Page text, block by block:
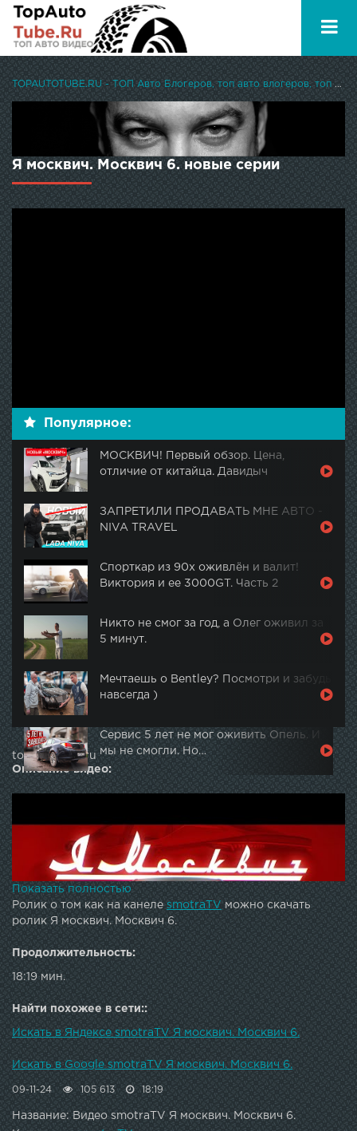
TOPAUTOTUBE.RU - ТОП Авто Блогеров, топ авто влогеров, топ авто ютуберов
Я москвич. Москвич 6. новые серии
Популярное:
МОСКВИЧ! Первый обзор. Цена,
отличие от китайца. Давидыч
ЗАПРЕТИЛИ ПРОДАВАТЬ МНЕ АВТО -
NIVA TRAVEL
Спорткар из 90х оживлён и валит!
Виктория и ее 3000GT. Часть 2
Никто не смог за год, а Олег оживил за
5 минут.
Мечтаешь о Bentley? Посмотри и забудь
навсегда )
Сервис 5 лет не мог оживить Опель. И
мы не смогли. Но…
topautotube.ru
Описание видео:
Показать полностью
Ролик о том как на канеле smotraTVможно скачать
ролик Я москвич. Москвич 6.
Продолжительность:
18:19 мин.
Найти похожее в сети::
Искать в Яндексе smotraTV Я москвич. Москвич 6.
Искать в Google smotraTV Я москвич. Москвич 6.
09-11-24 105 613 18:19
Название: Видео smotraTV Я москвич. Москвич 6.